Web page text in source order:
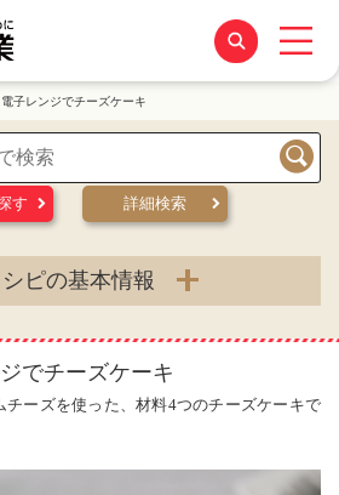
子レンジでチーズケーキ
検索
す
詳細検索
シピの基本情報
でチーズケーキ
チーズを使った、材料4つのチーズケーキで